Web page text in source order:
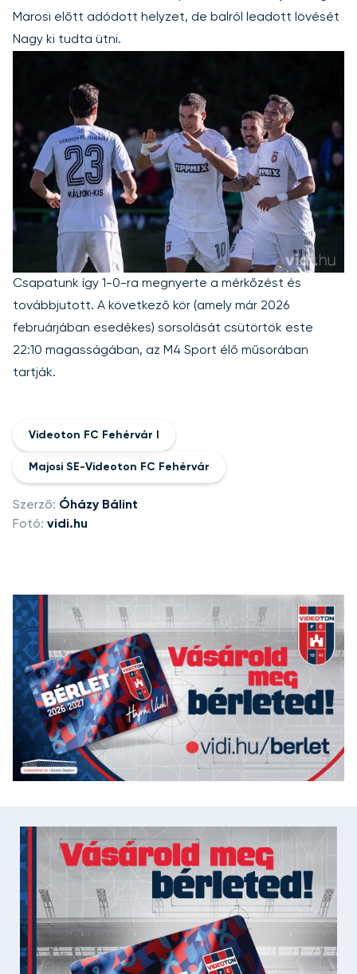
Marosi előtt adódott helyzet, de balról leadott lövését
Nagy ki tudta ütni.
Csapatunk így 1-0-ra megnyerte a mérkőzést és
továbbjutott. A következő kör (amely már 2026
februárjában esedékes) sorsolását csütörtök este
22:10 magasságában, az M4 Sport élő műsorában
tartják.
Videoton FC Fehérvár I
Majosi SE-Videoton FC Fehérvár
Szerző: Óházy Bálint
Fotó: vidi.hu